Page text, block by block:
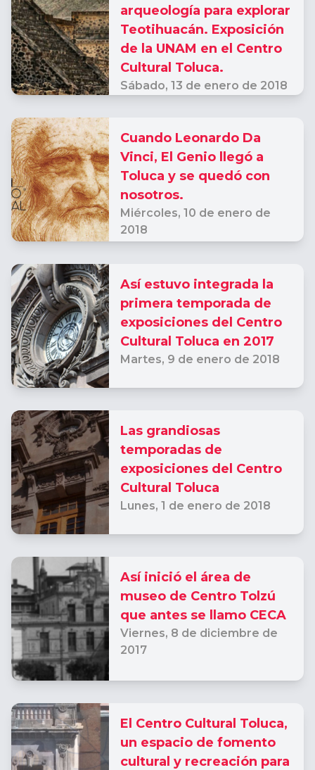
arqueología para explorar
Teotihuacán. Exposición
de la UNAM en el Centro
Cultural Toluca.
Sábado, 13 de enero de 2018
Cuando Leonardo Da
Vinci, El Genio llegó a
Toluca y se quedó con
nosotros.
Miércoles, 10 de enero de
2018
Así estuvo integrada la
primera temporada de
exposiciones del Centro
Cultural Toluca en 2017
Martes, 9 de enero de 2018
Las grandiosas
temporadas de
exposiciones del Centro
Cultural Toluca
Lunes, 1 de enero de 2018
Así inició el área de
museo de Centro Tolzú
que antes se llamo CECA
Viernes, 8 de diciembre de
2017
El Centro Cultural Toluca,
un espacio de fomento
cultural y recreación para